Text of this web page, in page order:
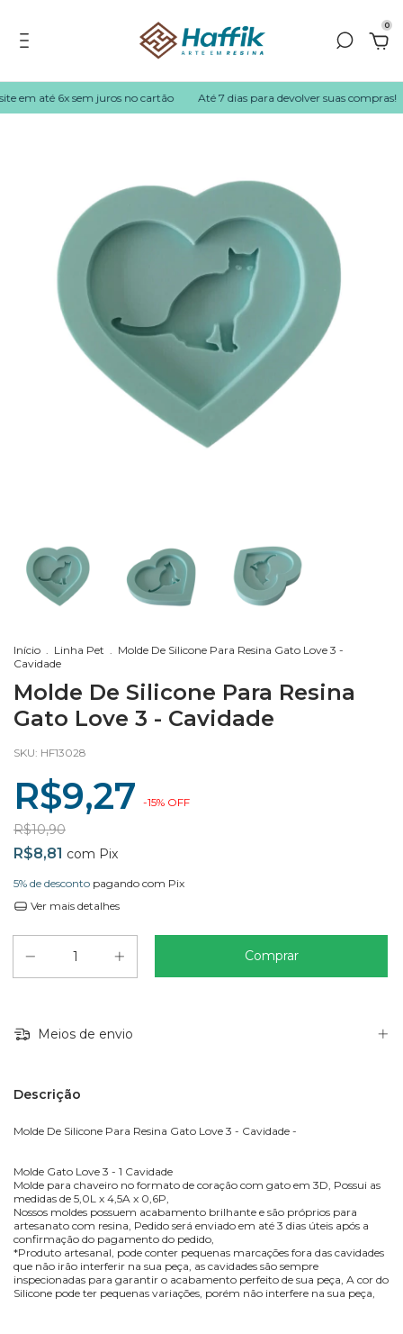
0
em até 6x sem juros no cartão Até 7 dias para devolver suas compras!
Início . Linha Pet . Molde De Silicone Para Resina Gato Love 3 -
Cavidade
Molde De Silicone Para Resina
Gato Love 3 - Cavidade
SKU: HF13028
R$9,27 -15% OFF
R$10,90
R$8,81 com Pix
5% de desconto pagando com Pix
Ver mais detalhes
Meios de envio
Descrição
Molde De Silicone Para Resina Gato Love 3 - Cavidade -
Molde Gato Love 3 - 1 Cavidade
Molde para chaveiro no formato de coração com gato em 3D, Possui as
medidas de 5,0L x 4,5A x 0,6P,
Nossos moldes possuem acabamento brilhante e são próprios para
artesanato com resina, Pedido será enviado em até 3 dias úteis após a
confirmação do pagamento do pedido,
*Produto artesanal, pode conter pequenas marcações fora das cavidades
que não irão interferir na sua peça, as cavidades são sempre
inspecionadas para garantir o acabamento perfeito de sua peça, A cor do
Silicone pode ter pequenas variações, porém não interfere na sua peça,